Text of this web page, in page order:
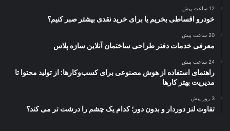
12 ساعت پیش
خودرو اقساطی بخریم یا برای خرید نقدی بیشتر صبر کنیم؟
20 ساعت پیش
معرفی خدمات دفتر طراحی ساختمان آنلاین سازه پلاس
24 ساعت پیش
راهنمای استفاده از هوش مصنوعی برای کسب‌وکارها: از تولید محتوا تا
مدیریت بهتر کارها
3 روز پیش
تفاوت لنز دوردار و بدون دور؛ کدام یک چشم را درشت تر می کند؟